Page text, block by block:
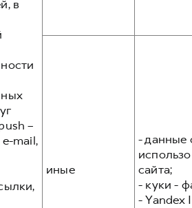
в
–
mail,
иные
- данные
сайта;
- куки -
- Yandex